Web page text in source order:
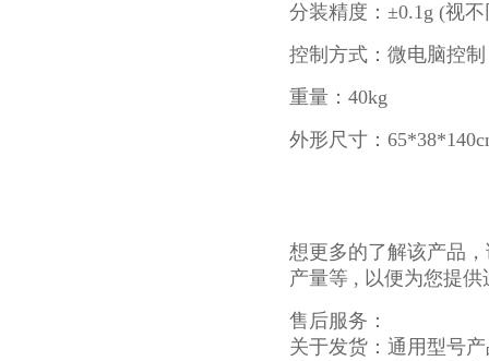
分装精度：±0.1g (视
控制方式：微电脑控制
重量：40kg
外形尺寸：
想更多的了解该产品
产量等 , 以便为您提
售后服务：
关于发货：通用型号